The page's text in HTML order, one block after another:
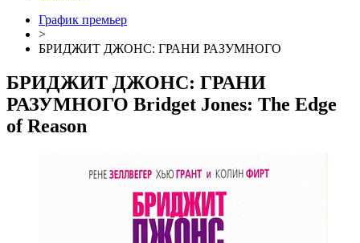
График премьер
>
БРИДЖИТ ДЖОНС: ГРАНИ РАЗУМНОГО
БРИДЖИТ ДЖОНС: ГРАНИ
РАЗУМНОГО Bridget Jones: The Edge
of Reason